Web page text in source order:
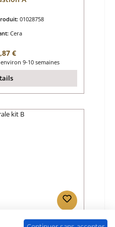
01028758
Cera
:
€
9-10 semaines
latérale kit B